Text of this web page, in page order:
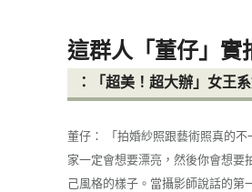
這群人「董仔」實
：「超美！超大辦」女王
董仔： 「拍婚紗照跟藝術照真的不
家一定會想要漂亮，然後你會想要
己風格的樣子。當攝影師說話的第